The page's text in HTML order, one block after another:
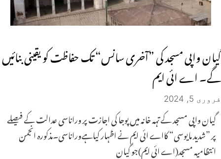
گیان واپی مسجد کی ”آخری سانس“ تک حفاظت کو یقینی بنائیں
گے۔ اے ائی ایم
فروری 5, 2024
گیان واپی مسجد کے تہہ خانہ میں پوجا کی اجازت پر وراناسی عدالت کے فیصلے
پر ”شدید مایوسی“ کااے ائی ایم نے اظہار کیاہےوراناسی۔مذکورہ انجمن
انتظامیہ مسجد(اے ائی ایم)جو گیان